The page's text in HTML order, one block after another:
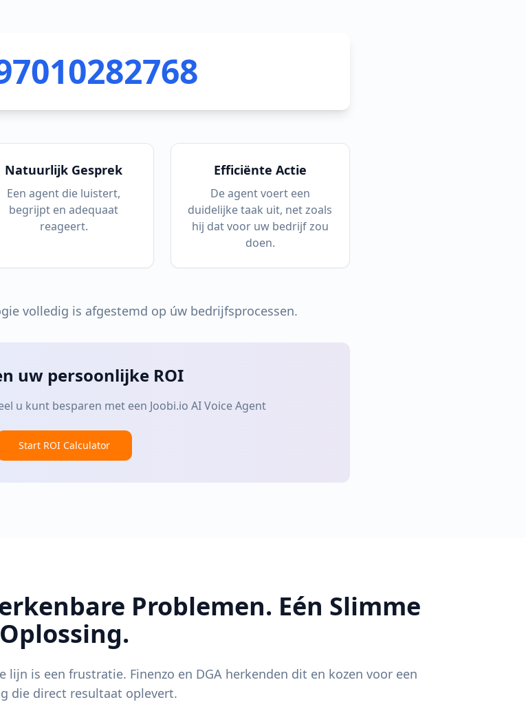
Natuurlijk Gesprek
Een agent die luistert,
begrijpt en adequaat
reageert.
Efficiënte Actie
De agent voert een
duidelijke taak uit, net zoals
hij dat voor uw bedrijf zou
doen.
volledig is afgestemd op úw bedrijfsprocessen.
uw persoonlijke ROI
u kunt besparen met een Joobi.io AI Voice Agent
Start ROI Calculator
Problemen. Eén Slimme
Oplossing.
lijn is een frustratie. Finenzo en DGA herkenden dit en kozen voor een
die direct resultaat oplevert.